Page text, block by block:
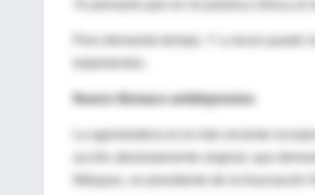
Pero demanda tiempo. Y a veces puede
Nuevo fármaco antidepresivo
La agomelatina es la más reciente
acción absolutamente original, que
Márquez, ex presidente de la Asociación